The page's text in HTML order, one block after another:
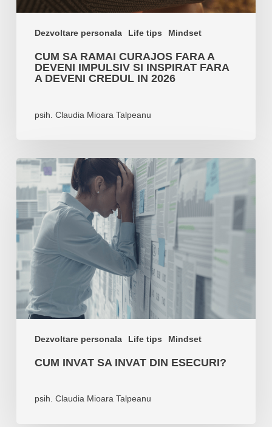
Dezvoltare personala Life tips Mindset
fara
credulCUM SA RAMAI CURAJOS FARA A
DEVENI IMPULSIV SI INSPIRAT FARA
A DEVENI CREDUL IN 2026
psih. Claudia Mioara Talpeanu
Dezvoltare personala Life tips Mindset
Cum
invat
esecuri?
CUM INVAT SA INVAT DIN ESECURI?
psih. Claudia Mioara Talpeanu